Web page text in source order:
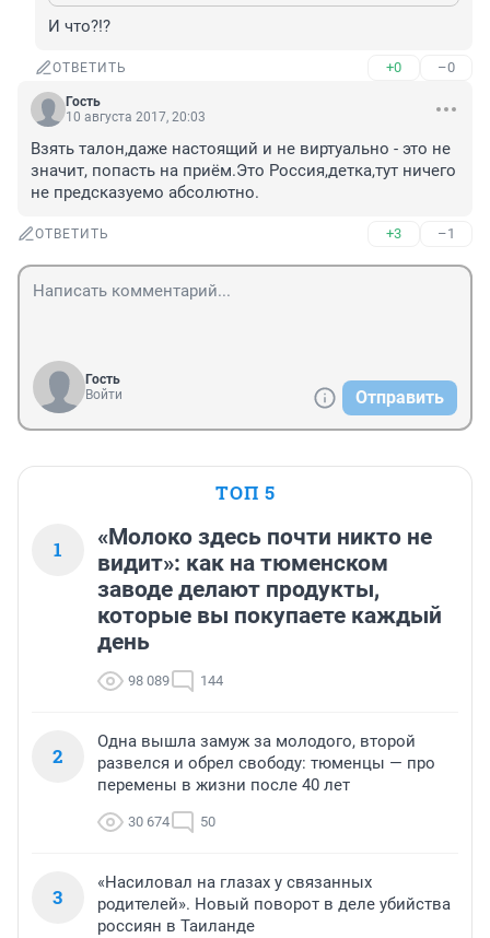
И что?!?
ОТВЕТИТЬ +0 –0
Гость
10 августа 2017, 20:03
Взять талон,даже настоящий и не виртуально - это не
значит, попасть на приём.Это Россия,детка,тут ничего
не предсказуемо абсолютно.
ОТВЕТИТЬ +3 –1
Гость
Войти
Отправить
ТОП 5
1
«Молоко здесь почти никто не
видит»: как на тюменском
заводе делают продукты,
которые вы покупаете каждый
день
98 089 144
2
Одна вышла замуж за молодого, второй
развелся и обрел свободу: тюменцы — про
перемены в жизни после 40 лет
30 674 50
3
«Насиловал на глазах у связанных
родителей». Новый поворот в деле убийства
россиян в Таиланде